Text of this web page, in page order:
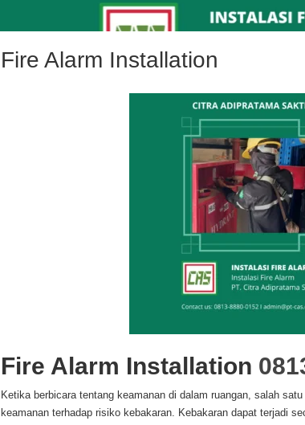
Fire Alarm Installation
Fire Alarm Installation
Ketika berbicara tentang keamanan di dalam ruangan, salah
keamanan terhadap risiko kebakaran. Kebakaran dapat terjadi